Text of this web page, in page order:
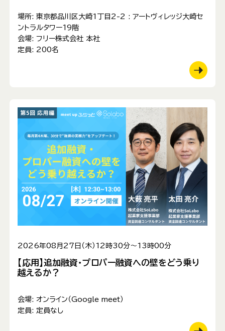
場所: 東京都品川区大崎1丁目2-2 : アートヴィレッジ大崎セ
ントラルタワー19階
会場: フリー株式会社 本社
定員: 200名
2026年08月27日（木）12時30分～13時00分
【応用】追加融資・プロパー融資への壁をどう乗り
越えるか？
会場: オンライン（Google meet）
定員: 定員なし